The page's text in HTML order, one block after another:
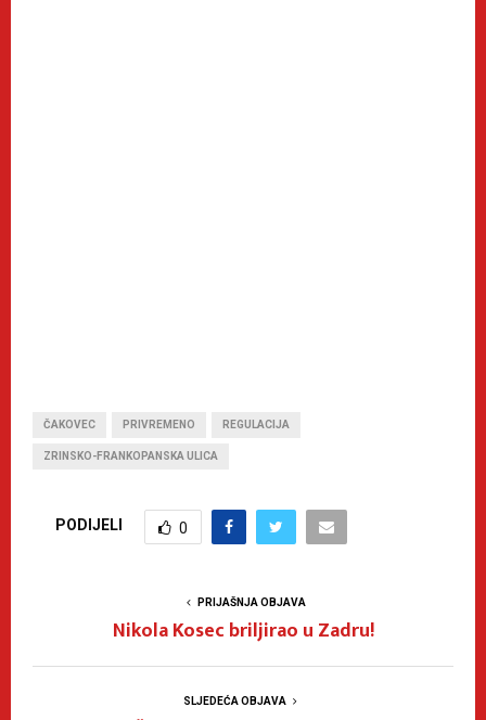
ČAKOVEC PRIVREMENO REGULACIJA
ZRINSKO-FRANKOPANSKA ULICA
PODIJELI 0
PRIJAŠNJA OBJAVA
Nikola Kosec briljirao u Zadru!
SLJEDEĆA OBJAVA